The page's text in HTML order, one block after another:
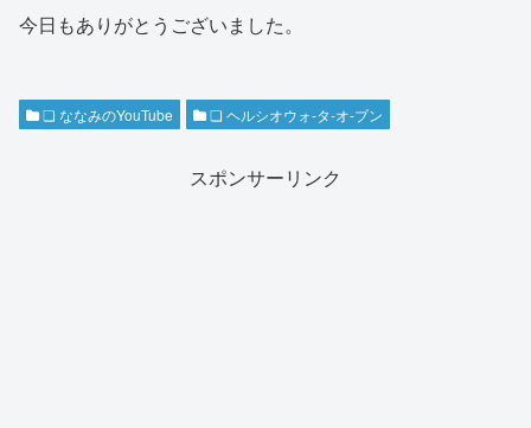
今日もありがとうございました。
❏ ななみのYouTube ❏ ヘルシオウォ-タ-オ-ブン
スポンサーリンク